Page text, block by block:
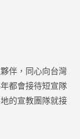
伴，同心向台灣
都會接待短宣隊
的宣教團隊就接